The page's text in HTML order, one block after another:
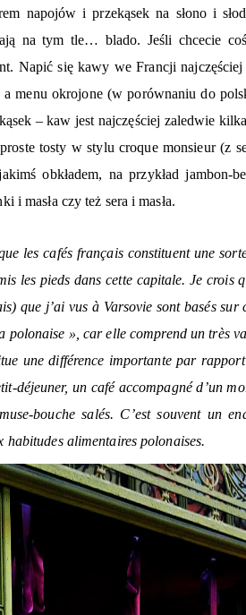
napojów i przekąsek na słono i
na tym tle… blado. Jeśli chcecie
Napić się kawy we Francji
a menu okrojone (w porównaniu do
– kaw jest najczęściej zaledwie
tosty w stylu croque monsieur (z
obkładem, na przykład
i masła czy też sera i masła.
les cafés français constituent une
les pieds dans cette capitale. Je crois
que j’ai vus à Varsovie sont basés
polonaise », car elle comprend un très
une différence importante par
déjeuner, un café accompagné d’un
bouche salés. C’est souvent un
habitudes alimentaires polonaises.